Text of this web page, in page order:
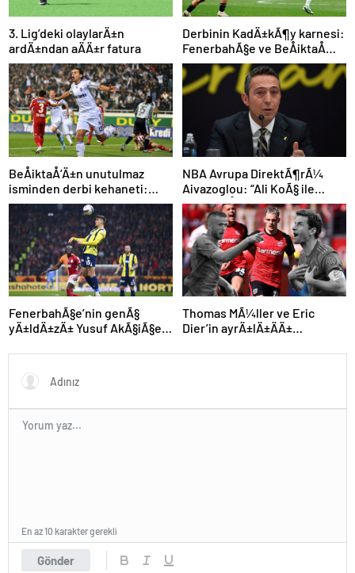
3. Lig’deki olaylarÄ±n
ardÄ±ndan aÄÄ±r fatura
Derbinin KadÄ±kÃ¶y karnesi:
FenerbahÃ§e ve BeÅiktaÅ
iÃ§in dikkat Ã§ekenÂ sayÄ±
BeÅiktaÅ’Ä±n unutulmaz
isminden derbi kehaneti:
“Zor olacak ama kazanacak”
NBA Avrupa DirektÃ¶rÃ¼
Aivazoglou: “Ali KoÃ§ ile
gÃ¶rÃ¼ÅtÃ¼k”
FenerbahÃ§e’nin genÃ§
yÄ±ldÄ±zÄ± Yusuf AkÃ§iÃ§ek
edebilir
Thomas MÃ¼ller ve Eric
Dier’in ayrÄ±lÄ±ÄÄ±
Ã§Ä±lgÄ±n plan
Gönder
En az 10 karakter gerekli